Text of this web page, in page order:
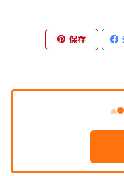
DEFEET/デフィート
DIXNA/ディズナ
DKG/ディーケージー
アクセサリー
保存